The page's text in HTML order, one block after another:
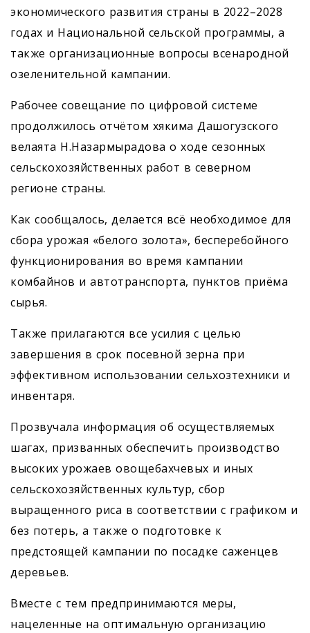
экономического развития страны в 2022–2028
годах и Национальной сельской программы, а
также организационные вопросы всенародной
озеленительной кампании.
Рабочее совещание по цифровой системе
продолжилось отчётом хякима Дашогузского
велаята Н.Назармырадова о ходе сезонных
сельскохозяйственных работ в северном
регионе страны.
Как сообщалось, делается всё необходимое для
сбора урожая «белого золота», бесперебойного
функционирования во время кампании
комбайнов и автотранспорта, пунктов приёма
сырья.
Также прилагаются все усилия с целью
завершения в срок посевной зерна при
эффективном использовании сельхозтехники и
инвентаря.
Прозвучала информация об осуществляемых
шагах, призванных обеспечить производство
высоких урожаев овощебахчевых и иных
сельскохозяйственных культур, сбор
выращенного риса в соответствии с графиком и
без потерь, а также о подготовке к
предстоящей кампании по посадке саженцев
деревьев.
Вместе с тем предпринимаются меры,
нацеленные на оптимальную организацию